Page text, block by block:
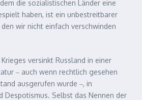
die sozialistischen Länder eine
haben, ist ein unbestreitbarer
wir nicht einfach verschwinden
versinkt Russland in einer
‒ auch wenn rechtlich gesehen
ausgerufen wurde ‒, in
Despotismus. Selbst das Nennen der